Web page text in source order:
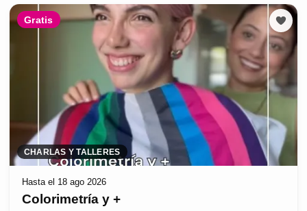
Gratis
CHARLAS Y TALLERES
Hasta el 18 ago 2026
Colorimetría y +